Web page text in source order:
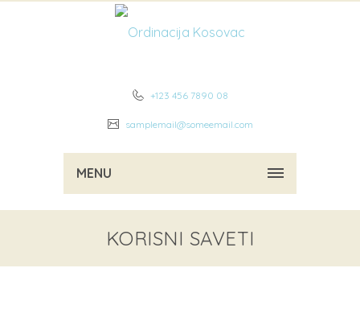
+123 456 7890 08
samplemail@someemail.com
MENU
KORISNI SAVETI